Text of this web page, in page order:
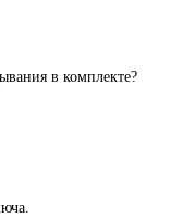
в комплекте?